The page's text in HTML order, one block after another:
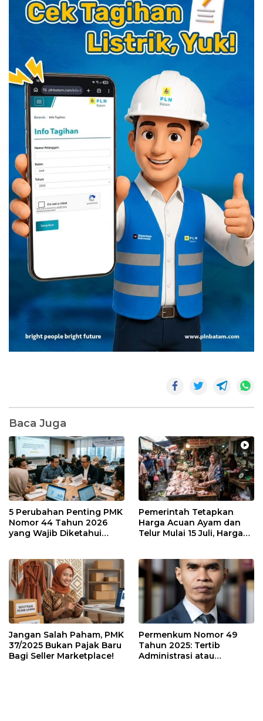
Baca Juga
5 Perubahan Penting PMK
Nomor 44 Tahun 2026
yang Wajib Diketahui
Pemerintah Tetapkan
Harga Acuan Ayam dan
Telur Mulai 15 Juli, Harga
Mahal?
Jangan Salah Paham, PMK
37/2025 Bukan Pajak Baru
Bagi Seller Marketplace!
Permenkum Nomor 49
Tahun 2025: Tertib
Administrasi atau